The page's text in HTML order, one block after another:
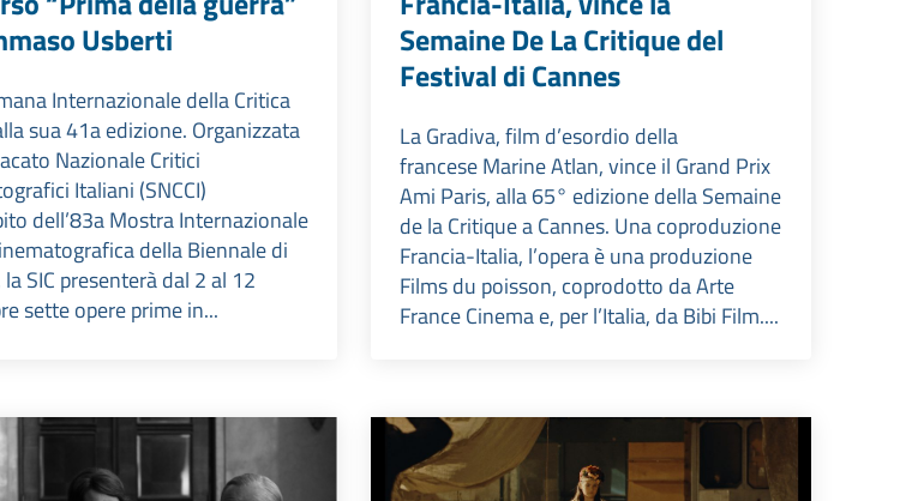
Usberti
Internazionale della Critica
sua 41a edizione. Organizzata
Nazionale Critici
Italiani (SNCCI)
dell’83a Mostra Internazionale
della Biennale di
la SIC presenterà dal 2 al 12
sette opere prime in...
Semaine De La Critique del
Festival di Cannes
La Gradiva, film d’esordio della
francese Marine Atlan, vince il Grand Prix
Ami Paris, alla 65° edizione della Semaine
de la Critique a Cannes. Una coproduzione
Francia-Italia, l’opera è una produzione
Films du poisson, coprodotto da Arte
France Cinema e, per l’Italia, da Bibi Film....